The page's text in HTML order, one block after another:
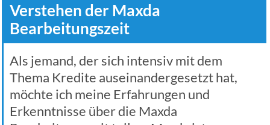
Verstehen der Maxda
Bearbeitungszeit
Als jemand, der sich intensiv mit dem
Thema Kredite auseinandergesetzt hat,
möchte ich meine Erfahrungen und
Erkenntnisse über die Maxda